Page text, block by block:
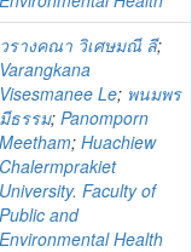
วรางคณา วิเศษมณี ลี;
Varangkana
Visesmanee Le; พนมพร
มีธรรม; Panomporn
Meetham; Huachiew
Chalermprakiet
University. Faculty of
Public and
Environmental Health